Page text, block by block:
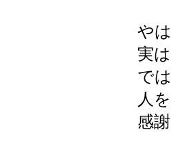
や
実
で
人
感